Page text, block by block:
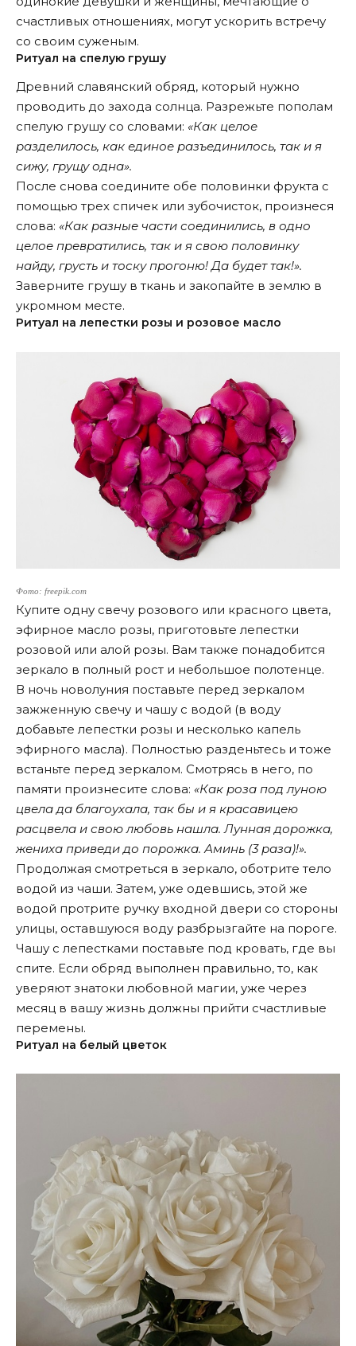
счастливых отношениях, могут ускорить встречу
со своим суженым.
Ритуал на спелую грушу
Древний славянский обряд, который нужно
проводить до захода солнца. Разрежьте пополам
спелую грушу со словами: «Как целое
разделилось, как единое разъединилось, так и я
сижу, грущу одна».
После снова соедините обе половинки фрукта с
помощью трех спичек или зубочисток, произнеся
слова: «Как разные части соединились, в одно
целое превратились, так и я свою половинку
найду, грусть и тоску прогоню! Да будет так!».
Заверните грушу в ткань и закопайте в землю в
укромном месте.
Ритуал на лепестки розы и розовое масло
Фото: freepik.com
Купите одну свечу розового или красного цвета,
эфирное масло розы, приготовьте лепестки
розовой или алой розы. Вам также понадобится
зеркало в полный рост и небольшое полотенце.
В ночь новолуния поставьте перед зеркалом
зажженную свечу и чашу с водой (в воду
добавьте лепестки розы и несколько капель
эфирного масла). Полностью разденьтесь и тоже
встаньте перед зеркалом. Смотрясь в него, по
памяти произнесите слова: «Как роза под луною
цвела да благоухала, так бы и я красавицею
расцвела и свою любовь нашла. Лунная дорожка,
жениха приведи до порожка. Аминь (3 раза)!».
Продолжая смотреться в зеркало, оботрите тело
водой из чаши. Затем, уже одевшись, этой же
водой протрите ручку входной двери со стороны
улицы, оставшуюся воду разбрызгайте на пороге.
Чашу с лепестками поставьте под кровать, где вы
спите. Если обряд выполнен правильно, то, как
уверяют знатоки любовной магии, уже через
месяц в вашу жизнь должны прийти счастливые
перемены.
Ритуал на белый цветок